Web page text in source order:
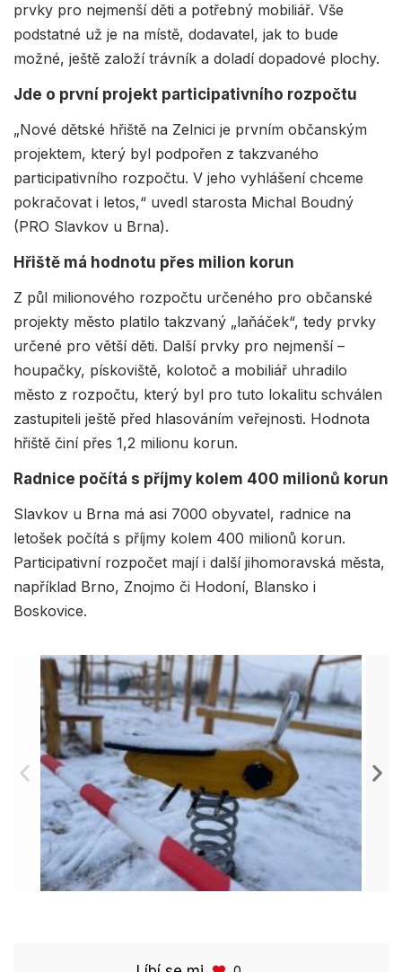
prvky pro nejmenší děti a potřebný mobiliář. Vše
podstatné už je na místě, dodavatel, jak to bude
možné, ještě založí trávník a doladí dopadové plochy.
Jde o první projekt participativního rozpočtu
„Nové dětské hřiště na Zelnici je prvním občanským
projektem, který byl podpořen z takzvaného
participativního rozpočtu. V jeho vyhlášení chceme
pokračovat i letos,“ uvedl starosta Michal Boudný
(PRO Slavkov u Brna).
Hřiště má hodnotu přes milion korun
Z půl milionového rozpočtu určeného pro občanské
projekty město platilo takzvaný „laňáček“, tedy prvky
určené pro větší děti. Další prvky pro nejmenší –
houpačky, pískoviště, kolotoč a mobiliář uhradilo
město z rozpočtu, který byl pro tuto lokalitu schválen
zastupiteli ještě před hlasováním veřejnosti. Hodnota
hřiště činí přes 1,2 milionu korun.
Radnice počítá s příjmy kolem 400 milionů korun
Slavkov u Brna má asi 7000 obyvatel, radnice na
letošek počítá s příjmy kolem 400 milionů korun.
Participativní rozpočet mají i další jihomoravská města,
například Brno, Znojmo či Hodoní, Blansko i
Boskovice.